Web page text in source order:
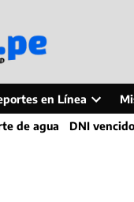
en Línea
Open
dropdown
de agua DNI vencido